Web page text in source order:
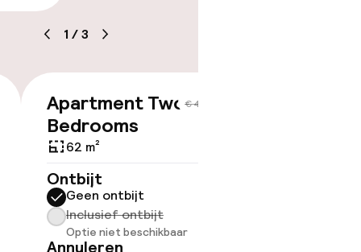
1 /3
€ 483
Apartment Two
Bedrooms
62 m²
Ontbijt
Geen ontbijt
Inclusief ontbijt
Optie niet beschikbaar
Annuleren